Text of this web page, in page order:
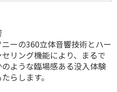
ーの360立体音響技術とハー
リング機能により、まるで
ような臨場感ある没入体験
らします。